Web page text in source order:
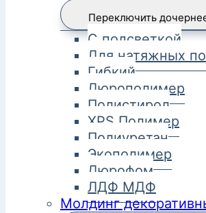
Переключить
С подсветкой
Для натяжных
Гибкий
Дюрополимер
Полистирол
XPS Полимер
Полиуретан
Экополимер
Дюрофом
ЛДФ МДФ
Молдинг